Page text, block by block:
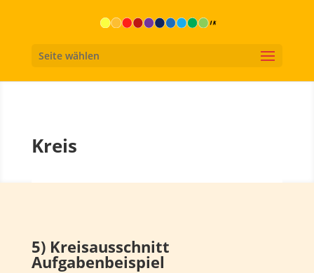
Seite wählen
Kreis
5) Kreisausschnitt
Aufgabenbeispiel